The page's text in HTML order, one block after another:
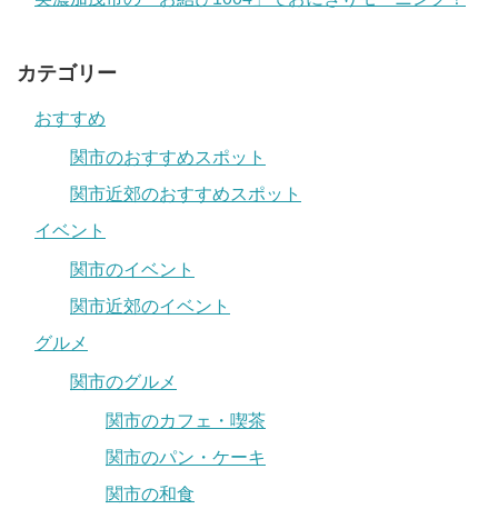
カテゴリー
おすすめ
関市のおすすめスポット
関市近郊のおすすめスポット
イベント
関市のイベント
関市近郊のイベント
グルメ
関市のグルメ
関市のカフェ・喫茶
関市のパン・ケーキ
関市の和食